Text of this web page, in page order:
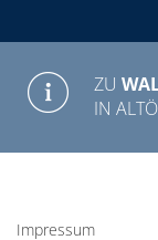
ZU
IN
Impressum